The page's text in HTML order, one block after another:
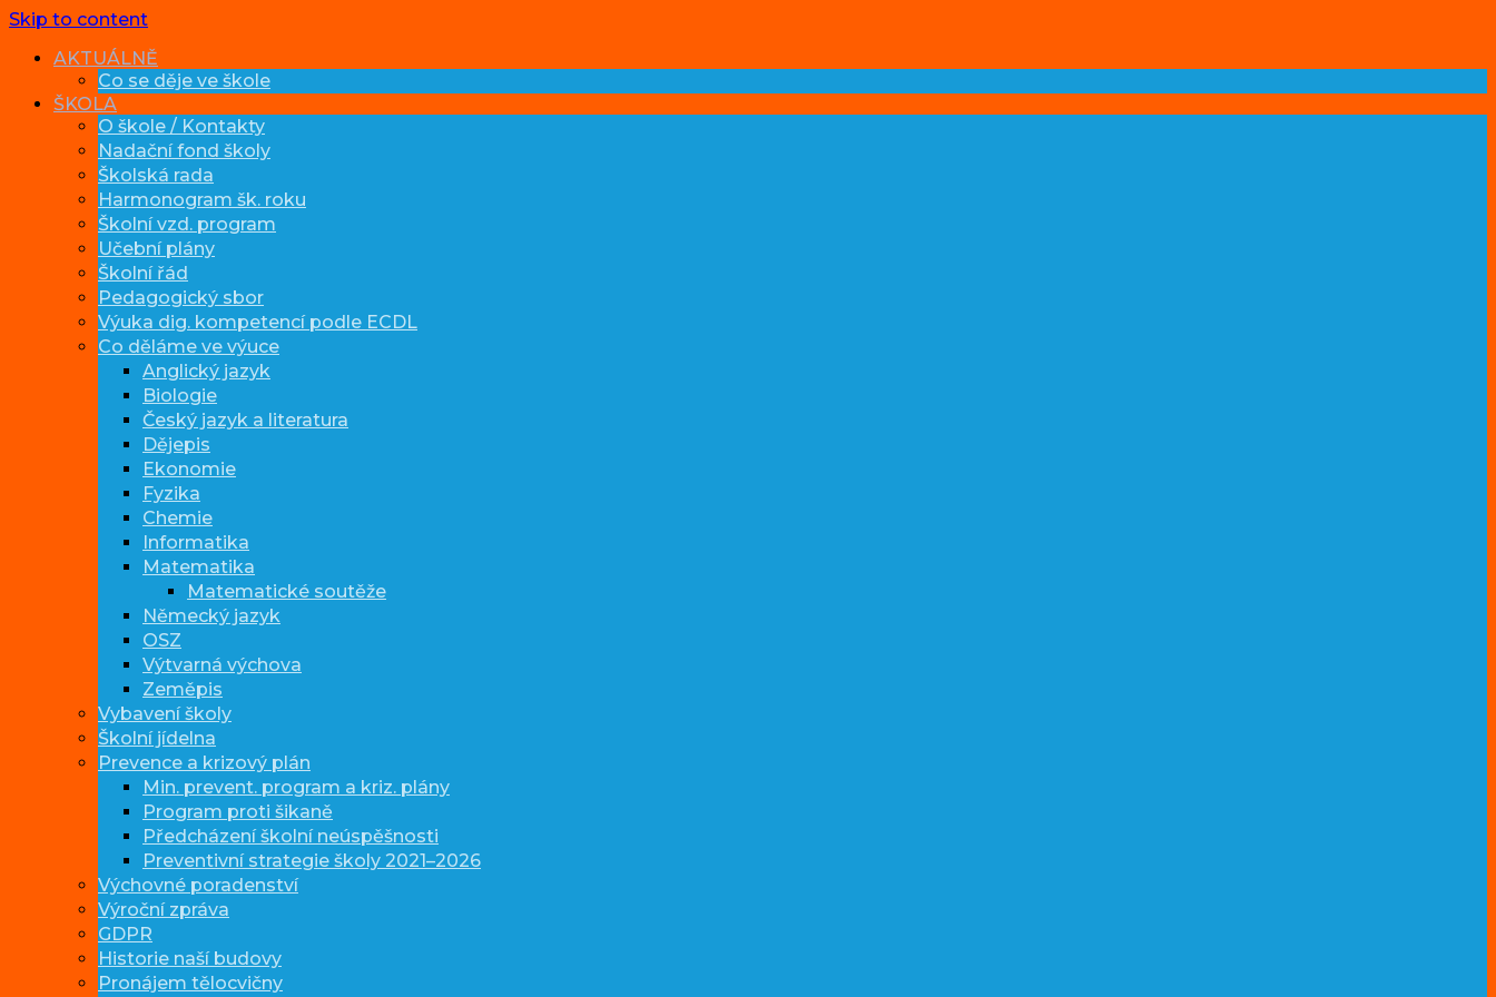
Skip to content
AKTUÁLNĚ
Co se děje ve škole
ŠKOLA
O škole / Kontakty
Nadační fond školy
Školská rada
Harmonogram šk. roku
Školní vzd. program
Učební plány
Školní řád
Pedagogický sbor
Výuka dig. kompetencí podle ECDL
Co děláme ve výuce
Anglický jazyk
Biologie
Český jazyk a literatura
Dějepis
Ekonomie
Fyzika
Chemie
Informatika
Matematika
Matematické soutěže
Německý jazyk
OSZ
Výtvarná výchova
Zeměpis
Vybavení školy
Školní jídelna
Prevence a krizový plán
Min. prevent. program a kriz. plány
Program proti šikaně
Předcházení školní neúspěšnosti
Preventivní strategie školy 2021–2026
Výchovné poradenství
Výroční zpráva
GDPR
Historie naší budovy
Pronájem tělocvičny